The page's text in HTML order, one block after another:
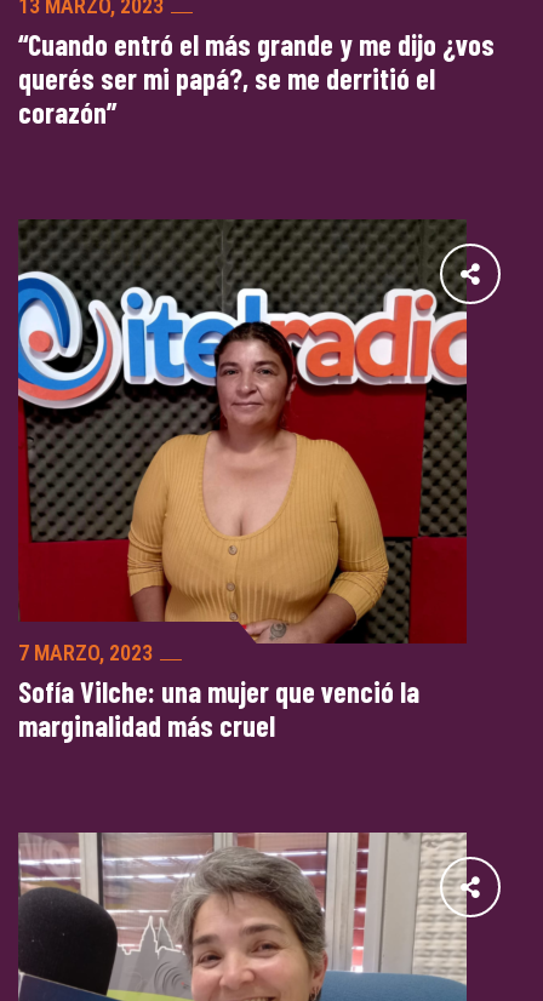
13 MARZO, 2023
“Cuando entró el más grande y me dijo ¿vos
querés ser mi papá?, se me derritió el
corazón”
7 MARZO, 2023
Sofía Vilche: una mujer que venció la
marginalidad más cruel